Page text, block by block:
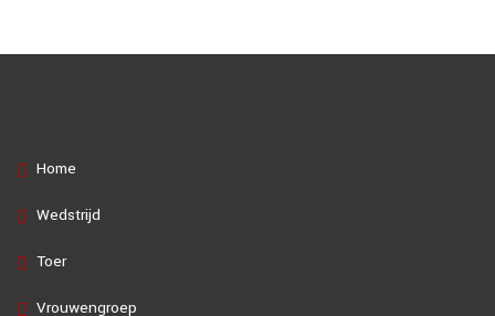
Home
Wedstrijd
Toer
Vrouwengroep